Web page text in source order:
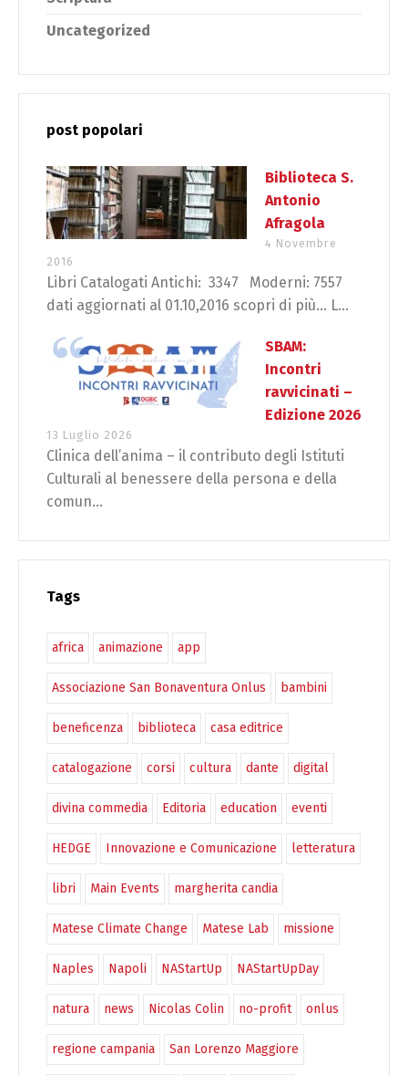
Uncategorized
post popolari
Biblioteca S.
Antonio
Afragola
4 Novembre
2016
Libri Catalogati Antichi: 3347 Moderni: 7557
dati aggiornati al 01.10,2016 scopri di più… L...
SBAM:
Incontri
ravvicinati –
Edizione 2026
13 Luglio 2026
Clinica dell’anima – il contributo degli Istituti
Culturali al benessere della persona e della
comun...
Tags
africa animazione app
Associazione San Bonaventura Onlus bambini
beneficenza biblioteca casa editrice
catalogazione corsi cultura dante digital
divina commedia Editoria education eventi
HEDGE Innovazione e Comunicazione letteratura
libri Main Events margherita candia
Matese Climate Change Matese Lab missione
Naples Napoli NAStartUp NAStartUpDay
natura news Nicolas Colin no-profit onlus
regione campania San Lorenzo Maggiore